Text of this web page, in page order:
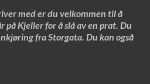
med er du velkommen til å
Kjeller for å slå av en prat. Du
fra Storgata. Du kan også